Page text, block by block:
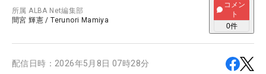
所属ALBA Net編集部
間宮 輝憲 /Terunori Mamiya
コメン
ト
0件
配信日時： 2026年5月8日 07時28分